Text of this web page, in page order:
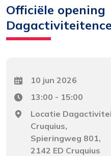
Officiële opening
Datum
10 jun 2026
Tijd13:00 - 15:00
Locatie
Locatie
Cruquius,
Spieringweg 801,
2142 ED Cruquius